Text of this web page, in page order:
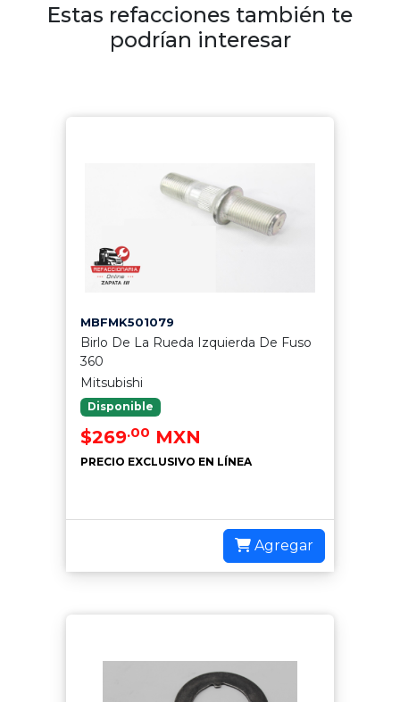
Estas refacciones también te
podrían interesar
MBFMK501079
Birlo De La Rueda Izquierda De Fuso
360
Mitsubishi
Disponible
$269.00 MXN
PRECIO EXCLUSIVO EN LÍNEA
Agregar